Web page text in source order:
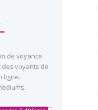
de voyance
voyants de
ligne.